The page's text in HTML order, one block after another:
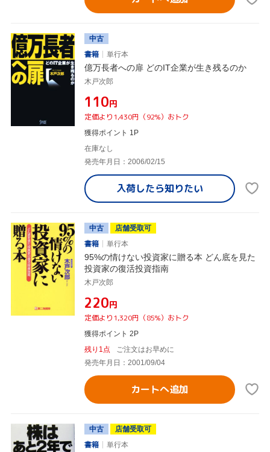
中古
書籍
単行本
億万長者への扉 どのIT企業が生き残るのか
木戸次郎
¥110円
定価より1,430円（92%）おトク
獲得ポイント 1P
在庫なし
発売年月日：2006/02/15
入荷したら知りたい
中古
店舗受取可
書籍
単行本
95%の情けない投資家に贈る本 どん底を見た
投資家の復活投資指南
木戸次郎
¥220円
定価より1,320円（85%）おトク
獲得ポイント 2P
残り1点
ご注文はお早めに
発売年月日：2001/09/04
カートへ追加
中古
店舗受取可
書籍
単行本